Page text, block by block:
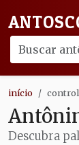
início
Descubra